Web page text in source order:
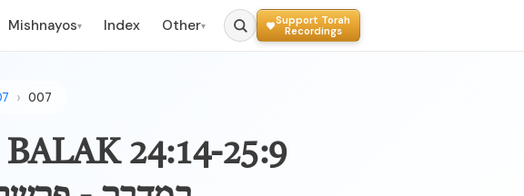
Mishnayos▾ Index Other▾
Support Torah
Recordings
007